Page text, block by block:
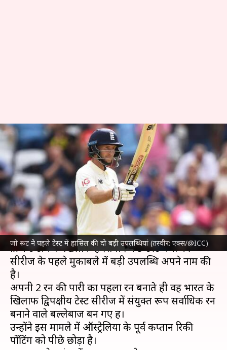
जो रूट ने पहले टेस्ट में हासिल की दो बड़ी उपलब्धियां (तस्वीर: एक्स/@ICC)
जो रूट भारत के खिलाफ सर्वाधिक टेस्ट
रन बनाने वाले बल्लेबाज बने, पोटिंग
को पछाड़ा
लेखन भारत शर्मा Jan 27, 2024 01:12 pm
क्या है खबर?
इंग्लैंड क्रिकेट टीमके दिग्गज बल्लेबाजजो रूटने भारतीय
क्रिकेट टीम के खिलाफ हैदराबाद में 5 टेस्ट मैचों की
सीरीज के पहले मुकाबले में बड़ी उपलब्धि अपने नाम की
है।
अपनी 2 रन की पारी का पहला रन बनाते ही वह भारत के
खिलाफ द्विपक्षीय टेस्ट सीरीज में संयुक्त रूप सर्वाधिक रन
बनाने वाले बल्लेबाज बन गए हैं।
उन्होंने इस मामले में ऑस्ट्रेलिया के पूर्व कप्तान रिकी
पोंटिंग को पीछे छोड़ा है।